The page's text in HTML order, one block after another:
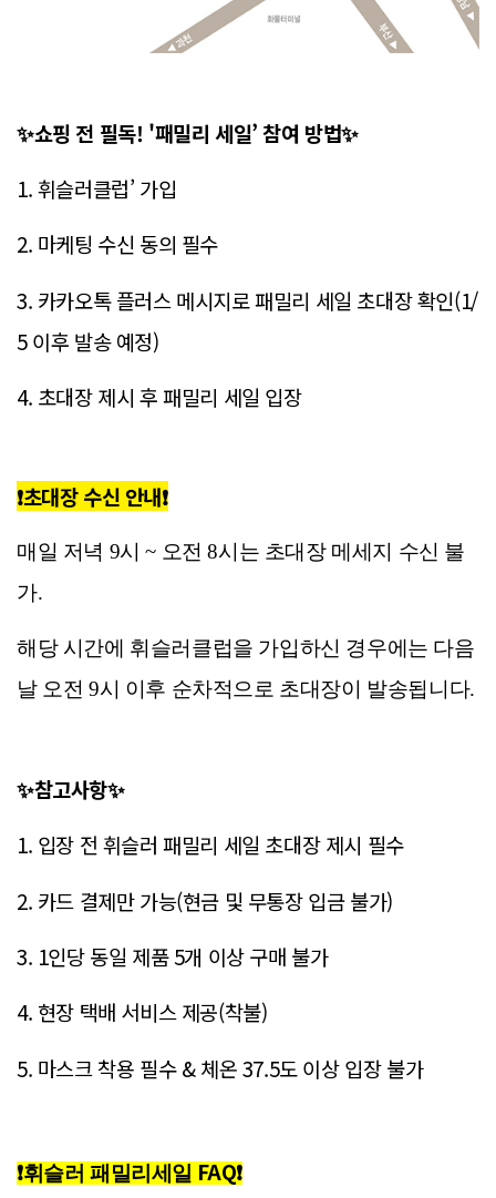
✨쇼핑 전 필독! '패밀리 세일’ 참여 방법✨
1. 휘슬러클럽’ 가입
2. 마케팅 수신 동의 필수
3. 카카오톡 플러스 메시지로 패밀리 세일 초대장 확인(1/
5 이후 발송 예정)
4. 초대장 제시 후 패밀리 세일 입장
❗초대장 수신 안내❗
매일 저녁 9시 ~ 오전 8시는 초대장 메세지 수신 불
가.
해당 시간에 휘슬러클럽을 가입하신 경우에는 다음
날 오전 9시 이후 순차적으로 초대장이 발송됩니다.
✨참고사항✨
1. 입장 전 휘슬러 패밀리 세일 초대장 제시 필수
2. 카드 결제만 가능(현금 및 무통장 입금 불가)
3. 1인당 동일 제품 5개 이상 구매 불가
4. 현장 택배 서비스 제공(착불)
5. 마스크 착용 필수 & 체온 37.5도 이상 입장 불가
❗휘슬러 패밀리세일FAQ❗